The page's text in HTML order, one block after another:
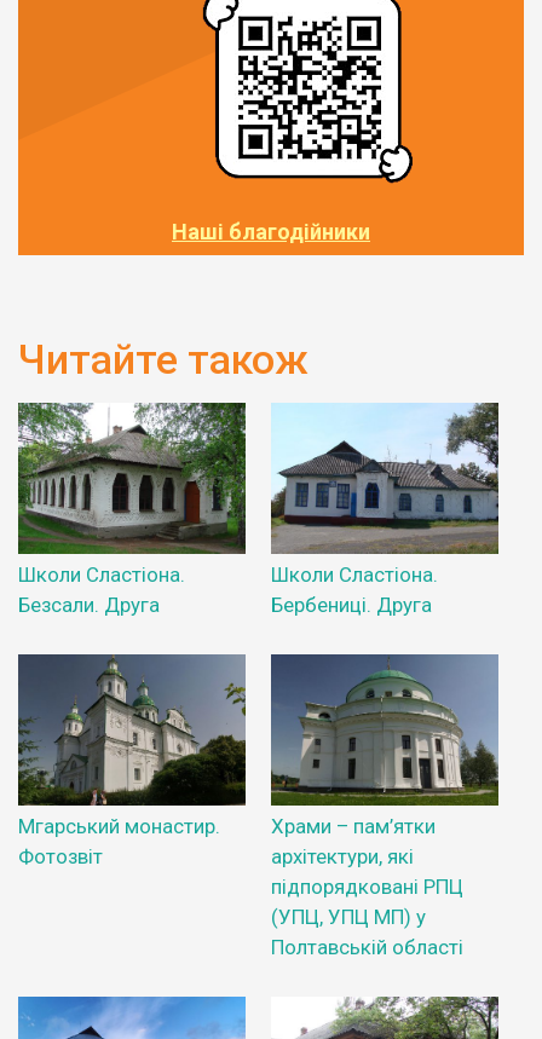
Наші благодійники
Читайте також
Школи Сластіона.
Безсали. Друга
Школи Сластіона.
Бербениці. Друга
Мгарський монастир.
Фотозвіт
Храми – пам’ятки
архітектури, які
підпорядковані РПЦ
(УПЦ, УПЦ МП) у
Полтавській області